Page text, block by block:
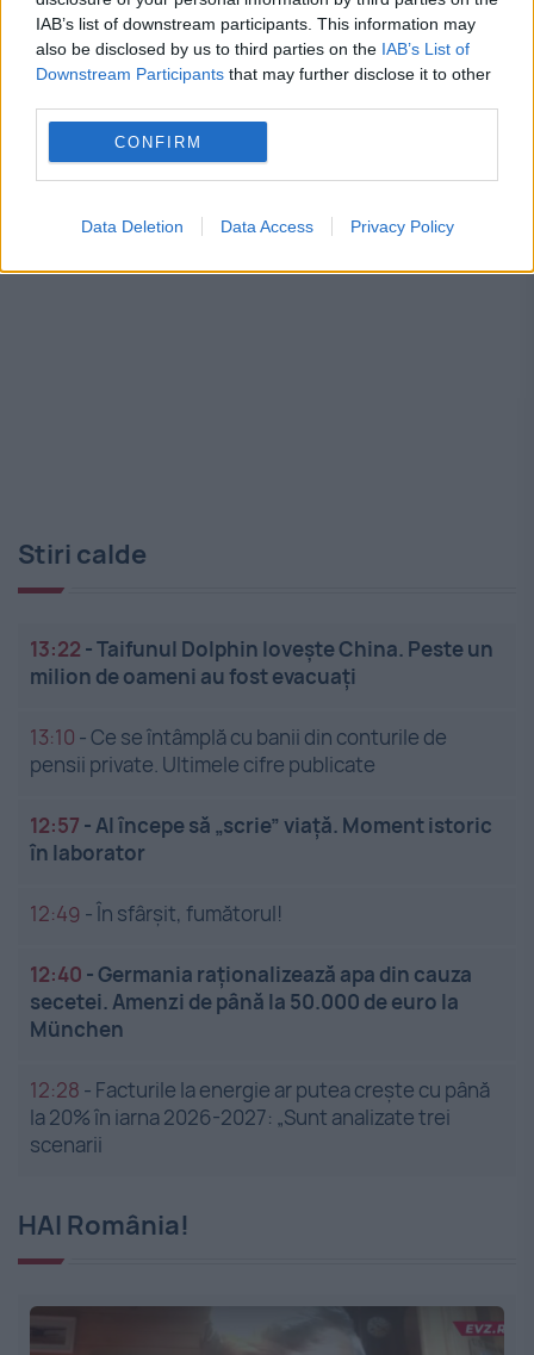
IAB’s list of downstream participants. This information may
also be disclosed by us to third parties on the IAB’s List of
Downstream Participants that may further disclose it to other
CONFIRM
Data Deletion Data Access Privacy Policy
Recomandările noastre
Stiri calde
13:22 -Taifunul Dolphin lovește China. Peste un
milion de oameni au fost evacuați
13:10 -Ce se întâmplă cu banii din conturile de
pensii private. Ultimele cifre publicate
12:57 -AI începe să „scrie” viață. Moment istoric
în laborator
12:49 -În sfârșit, fumătorul!
12:40 -Germania raționalizează apa din cauza
secetei. Amenzi de până la 50.000 de euro la
München
12:28 - Facturile la energie ar putea crește cu până
la 20% în iarna 2026-2027: „Sunt analizate trei
scenarii
HAI România!